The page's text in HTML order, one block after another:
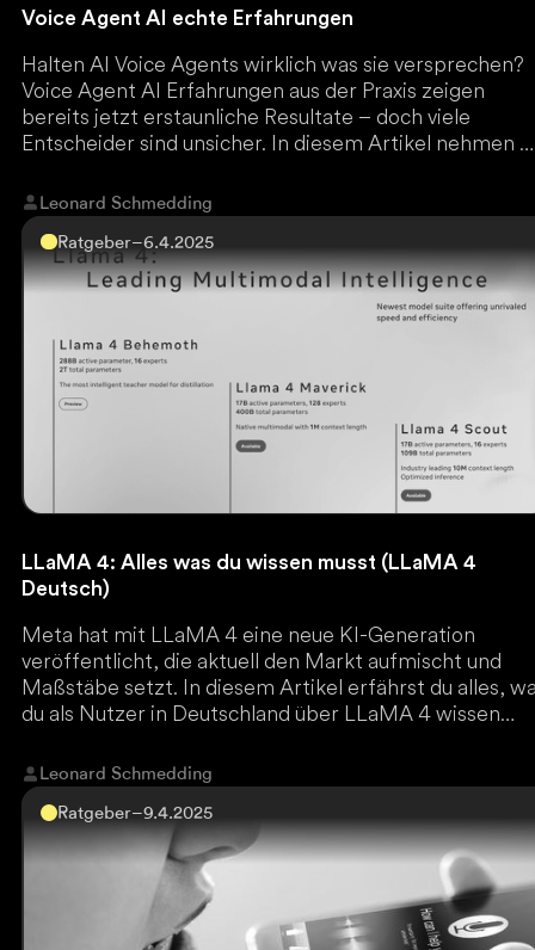
Voice Agent AI echte Erfahrungen
Halten AI Voice Agents wirklich was sie versprechen?
Voice Agent AI Erfahrungen aus der Praxis zeigen
bereits jetzt erstaunliche Resultate – doch viele
Entscheider sind unsicher. In diesem Artikel nehmen
Leonard Schmedding
Ratgeber–6.4.2025
LLaMA 4: Alles was du wissen musst (LLaMA 4
Deutsch)
Meta hat mit LLaMA 4 eine neue KI-Generation
veröffentlicht, die aktuell den Markt aufmischt und
Maßstäbe setzt. In diesem Artikel erfährst du alles,
du als Nutzer in Deutschland über LLaMA 4 wissen
Leonard Schmedding
Ratgeber–9.4.2025